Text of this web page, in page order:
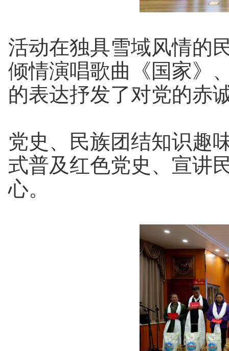
活动在独具雪域风情的
倾情演唱歌曲《国家》
的表达抒发了对党的赤
党史、民族团结知识趣
式普及红色党史、宣讲
心。